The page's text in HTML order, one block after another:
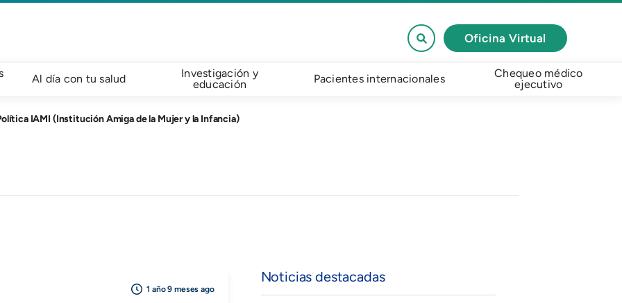
Oficina Virtual
Al día con tu salud
Investigación y
educación
Pacientes internacionales
Chequeo médico
ejecutivo
IAMI (Institución Amiga de la Mujer y la Infancia)
1 año 9 meses ago
Noticias destacadas